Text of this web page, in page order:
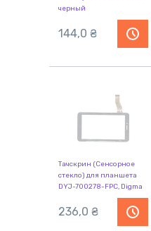
черный
144,0 ₴
Тачскрин (Сенсорное
стекло) для планшета
DYJ-700278-FPC, Digma
Optima 7.0 3G, Optima 7.0
3G черный
236,0 ₴